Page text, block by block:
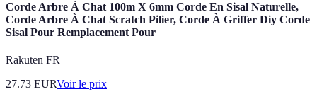
Corde Arbre À Chat 100m X 6mm Corde En Sisal Naturelle,
Corde Arbre À Chat Scratch Pilier, Corde À Griffer Diy Corde
Sisal Pour Remplacement Pour
Rakuten FR
27.73 EURVoir le prix